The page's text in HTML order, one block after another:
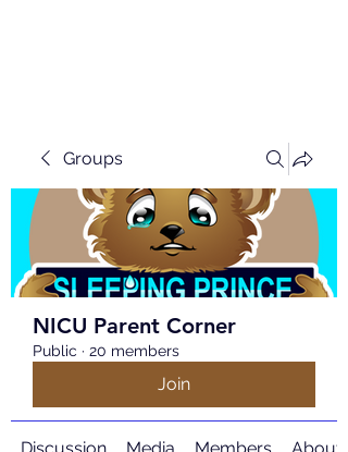
Groups
NICU Parent Corner
Public · 20 members
Join